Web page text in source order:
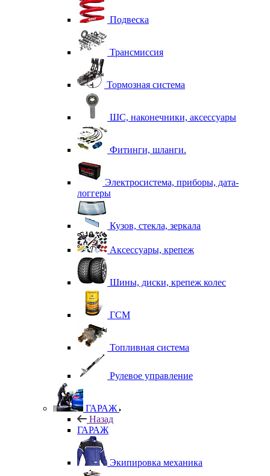
Подвеска
Трансмиссия
Тормозная система
ШС, наконечники, аксессуары
Фитинги, шланги.
Электросистема, приборы, дата-
логгеры
Кузов, стекла, зеркала
Аксессуары, крепеж
Шины, диски, крепеж колес
ГСМ
Топливная система
Рулевое управление
ГАРАЖ
Назад
ГАРАЖ
Экипировка механика